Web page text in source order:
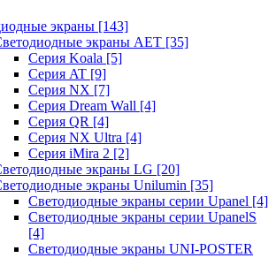
экраны [143]
экраны AET [35]
Cерия Koala [5]
Серия AT [9]
Серия NX [7]
Серия Dream Wall [4]
Серия QR [4]
Серия NX Ultra [4]
Серия iMira 2 [2]
экраны LG [20]
экраны Unilumin [35]
Светодиодные экраны серии Upanel [4]
Светодиодные экраны серии UpanelS
[4]
Светодиодные экраны UNI-POSTER